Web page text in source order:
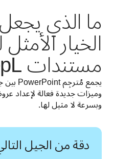
الخيار
مستندات DeepL؟
وبسرعة لا مثيل لها.
دقة من الجيل